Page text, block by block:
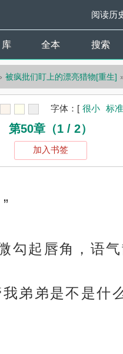
阅读历
库 全本 搜索
被疯批们盯上的漂亮猎物[重生]
字体： [ 很小 标准
第50章（1 / 2）
加入书签
勾起唇角，语气
我弟弟是不是什